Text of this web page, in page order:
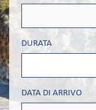
DURATA
DATA DI ARRIVO